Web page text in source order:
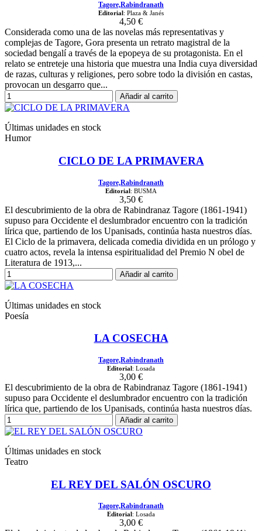
Tagore,Rabindranath
Editorial: Plaza & Janés
4,50 €
Considerada como una de las novelas más representativas y
complejas de Tagore, Gora presenta un retrato magistral de la
sociedad bengalí a través de la epopeya de su protagonista. En el
relato se entreteje una historia que muestra una India cuya diversidad
de razas, culturas y religiones, pero sobre todo la división en castas,
provocan un desgarro que...
Añadir al carrito
Últimas unidades en stock
Humor
CICLO DE LA PRIMAVERA
Tagore,Rabindranath
Editorial: BUSMA
3,50 €
El descubrimiento de la obra de Rabindranaz Tagore (1861-1941)
supuso para Occidente el deslumbrador encuentro con la tradición
lírica que, partiendo de los Upanisads, continúa hasta nuestros días.
El Ciclo de la primavera, delicada comedia dividida en un prólogo y
cuatro actos, revela la intensa espiritualidad del Premio N obel de
Literatura de 1913,...
Añadir al carrito
Últimas unidades en stock
Poesía
LA COSECHA
Tagore,Rabindranath
Editorial: Losada
3,00 €
El descubrimiento de la obra de Rabindranaz Tagore (1861-1941)
supuso para Occidente el deslumbrador encuentro con la tradición
lírica que, partiendo de los Upanisads, continúa hasta nuestros días.
Añadir al carrito
Últimas unidades en stock
Teatro
EL REY DEL SALÓN OSCURO
Tagore,Rabindranath
Editorial: Losada
3,00 €